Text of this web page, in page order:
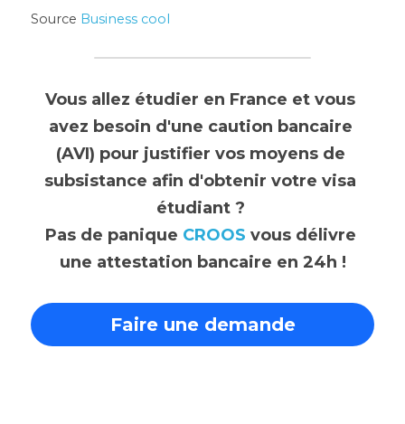
Source Business cool
Vous allez étudier en France et vous
avez besoin d'une caution bancaire
(AVI) pour justifier vos moyens de
subsistance afin d'obtenir votre visa
étudiant ?
Pas de panique CROOS vous délivre
une attestation bancaire en 24h !
Faire une demande